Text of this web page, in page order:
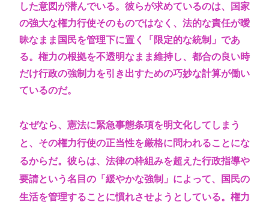
した意図が潜んでいる。彼らが求めているのは、国家
の強大な権力行使そのものではなく、法的な責任が曖
昧なまま国民を管理下に置く「限定的な統制」であ
る。権力の根拠を不透明なまま維持し、都合の良い時
だけ行政の強制力を引き出すための巧妙な計算が働い
ているのだ。
なぜなら、憲法に緊急事態条項を明文化してしまう
と、その権力行使の正当性を厳格に問われることにな
るからだ。彼らは、法律の枠組みを超えた行政指導や
要請という名目の「緩やかな強制」によって、国民の
生活を管理することに慣れさせようとしている。権力